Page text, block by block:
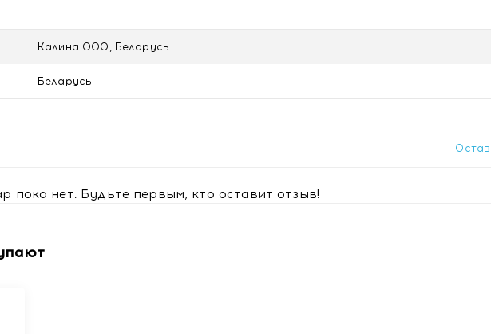
п 1,5г №20 с доставкой в Минске
Калина ООО, Беларусь
Беларусь
пока нет. Будьте первым, кто оставит отзыв!